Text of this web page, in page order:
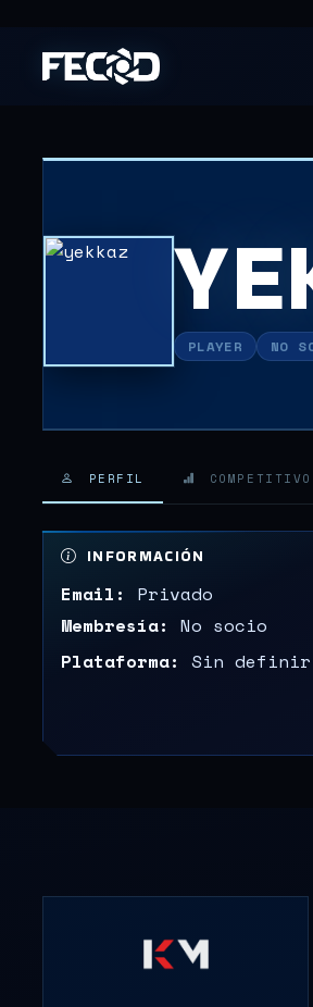
PLAYER NO
PERFIL COMPETITIVO
INFORMACIÓN
Email:
Privado
Membresía: No socio
Plataforma: Sin definir